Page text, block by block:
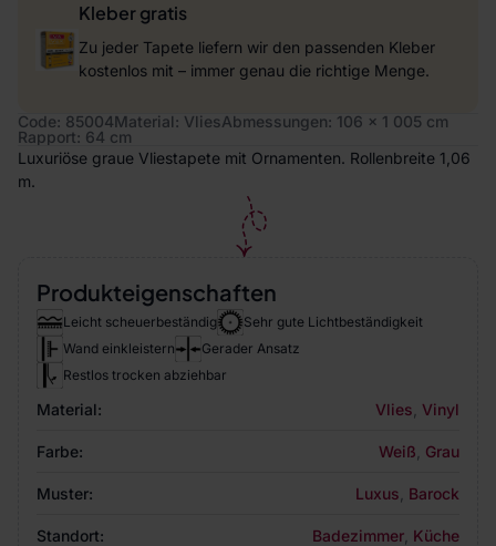
Kleber gratis
Zu jeder Tapete liefern wir den passenden Kleber
kostenlos mit – immer genau die richtige Menge.
Code: 85004Material: VliesAbmessungen: 106 x 1 005 cm
Rapport: 64 cm
Luxuriöse graue Vliestapete mit Ornamenten. Rollenbreite 1,06
m.
Produkteigenschaften
Leicht scheuerbeständig
Sehr gute Lichtbeständigkeit
Wand einkleistern
Gerader Ansatz
Restlos trocken abziehbar
Material: Vlies Vinyl
Farbe: Weiß Grau
Muster: Luxus Barock
Standort: Badezimmer Küche